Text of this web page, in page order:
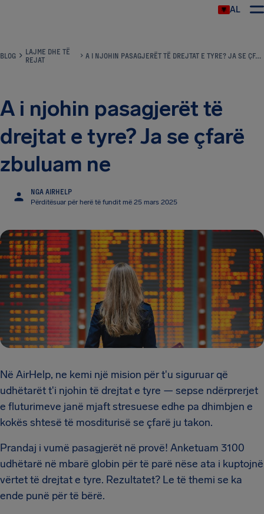
AL
BLOG
LAJME DHE TË
REJAT
A I NJOHIN PASAGJERËT TË DREJTAT E TYRE? JA SE ÇFARË ZBULUAM NE
A i njohin pasagjerët të
drejtat e tyre? Ja se çfarë
zbuluam ne
NGA AIRHELP
Përditësuar për herë të fundit më 25 mars 2025
Në AirHelp, ne kemi një mision për t'u siguruar që
udhëtarët t'i njohin të drejtat e tyre — sepse ndërprerjet
e fluturimeve janë mjaft stresuese edhe pa dhimbjen e
kokës shtesë të mosditurisë se çfarë ju takon.
Prandaj i vumë pasagjerët në provë! Anketuam 3100
udhëtarë në mbarë globin për të parë nëse ata i kuptojnë
vërtet të drejtat e tyre. Rezultatet? Le të themi se ka
ende punë për të bërë.